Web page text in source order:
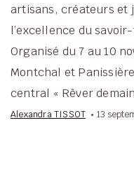
artisans, créateurs et
l’excellence du
Organisé du 7 au 10
Montchal et
central « Rêver
Alexandra TISSOT 13